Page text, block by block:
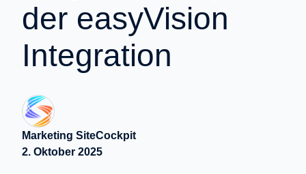
der easyVision
Integration
Marketing SiteCockpit
2. Oktober 2025